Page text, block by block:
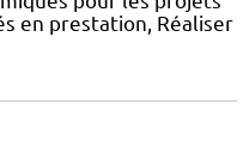
en prestation, Réaliser